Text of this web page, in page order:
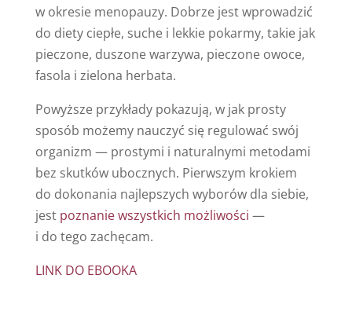
w okresie menopauzy. Dobrze jest wprowadzić
do diety ciepłe, suche i lekkie pokarmy, takie jak
pieczone, duszone warzywa, pieczone owoce,
fasola i zielona herbata.
Powyższe przykłady pokazują, w jak prosty
sposób możemy nauczyć się regulować swój
organizm — prostymi i naturalnymi metodami
bez skutków ubocznych. Pierwszym krokiem
do dokonania najlepszych wyborów dla siebie,
jest poznanie wszystkich możliwości —
i do tego zachęcam.
LINK DO EBOOKA